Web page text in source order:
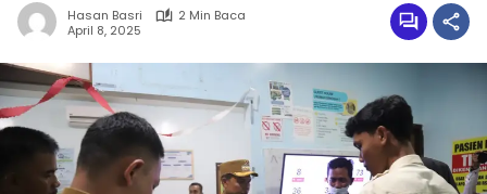
Hasan Basri
2 Min Baca
April 8, 2025